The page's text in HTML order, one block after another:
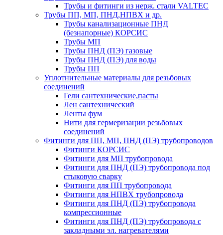
Трубы и фитинги из нерж. стали VALTEC
Трубы ПП, МП, ПНД,НПВХ и др.
Трубы канализационные ПНД
(безнапорные) КОРСИС
Трубы МП
Трубы ПНД (ПЭ) газовые
Трубы ПНД (ПЭ) для воды
Трубы ПП
Уплотнительные материалы для резьбовых
соединений
Гели сантехнические,пасты
Лен сантехнический
Ленты фум
Нити для гермеризации резьбовых
соединений
Фитинги для ПП, МП, ПНД (ПЭ) трубопроводов
Фитинги КОРСИС
Фитинги для МП трубопровода
Фитинги для ПНД (ПЭ) трубопровода под
стыковую сварку
Фитинги для ПП трубопровода
Фитинги для НПВХ трубопровода
Фитинги для ПНД (ПЭ) трубопровода
компрессионные
Фитинги для ПНД (ПЭ) трубопровода с
закладными эл. нагревателями